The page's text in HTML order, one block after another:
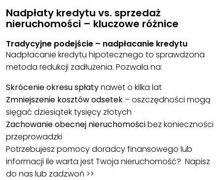
Nadpłaty kredytu vs. sprzedaż
nieruchomości – kluczowe różnice
Tradycyjne podejście – nadpłacanie kredytu
Nadpłacanie kredytu hipotecznego to sprawdzona
metoda redukcji zadłużenia. Pozwala na:
Skrócenie okresu spłatynawet o kilka lat
Zmniejszenie kosztów odsetek – oszczędności mogą
sięgać dziesiątek tysięcy złotych
Zachowanie obecnej nieruchomościbez konieczności
przeprowadzki
Potrzebujesz pomocy doradcy finansowego lub
informacji ile warta jest Twoja nieruchomość? Napisz
do nas lub zadzwoń >>